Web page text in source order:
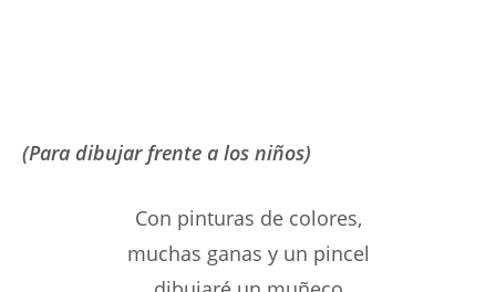
(Para dibujar frente a los niños)
Con pinturas de colores,
muchas ganas y un pincel